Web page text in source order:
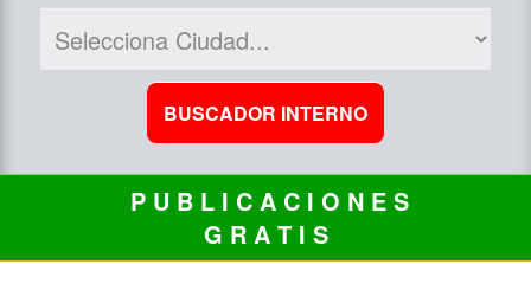
P U B L I C A C I O N E S
G R A T I S